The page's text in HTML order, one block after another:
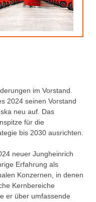
im Vorstand.
2024 seinen Vorstand
neu auf. Das
für die
bis 2030 ausrichten.
neuer Jungheinrich
Erfahrung als
Konzernen, in denen
Kernbereiche
er über umfassende